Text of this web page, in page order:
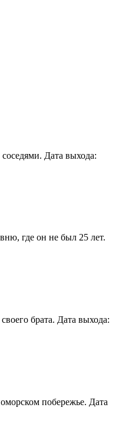
Дата выхода:
где он не был 25 лет.
брата. Дата выхода:
побережье. Дата